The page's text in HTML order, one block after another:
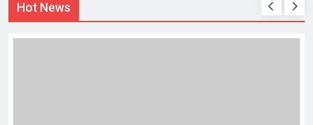
Hot News